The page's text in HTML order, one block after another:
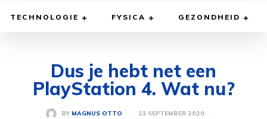
TECHNOLOGIE FYSICA GEZONDHEID
Dus je hebt net een
PlayStation 4. Wat nu?
BY MAGNUS OTTO
23 SEPTEMBER 2020